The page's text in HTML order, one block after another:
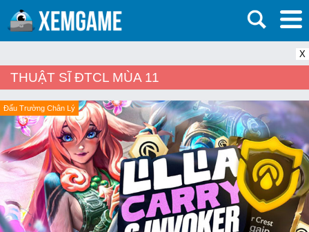
X
THUẬT SĨ ĐTCL MÙA 11
Đấu Trường Chân Lý